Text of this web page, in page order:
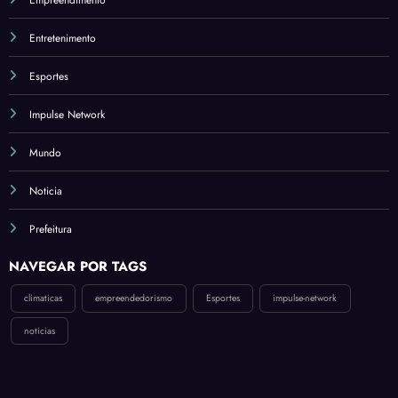
Revol
ar a
omia
Entretenimento
Esportes
Impulse Network
Mundo
Noticia
Prefeitura
NAVEGAR POR TAGS
climaticas empreendedorismo Esportes impulse-network
noticias